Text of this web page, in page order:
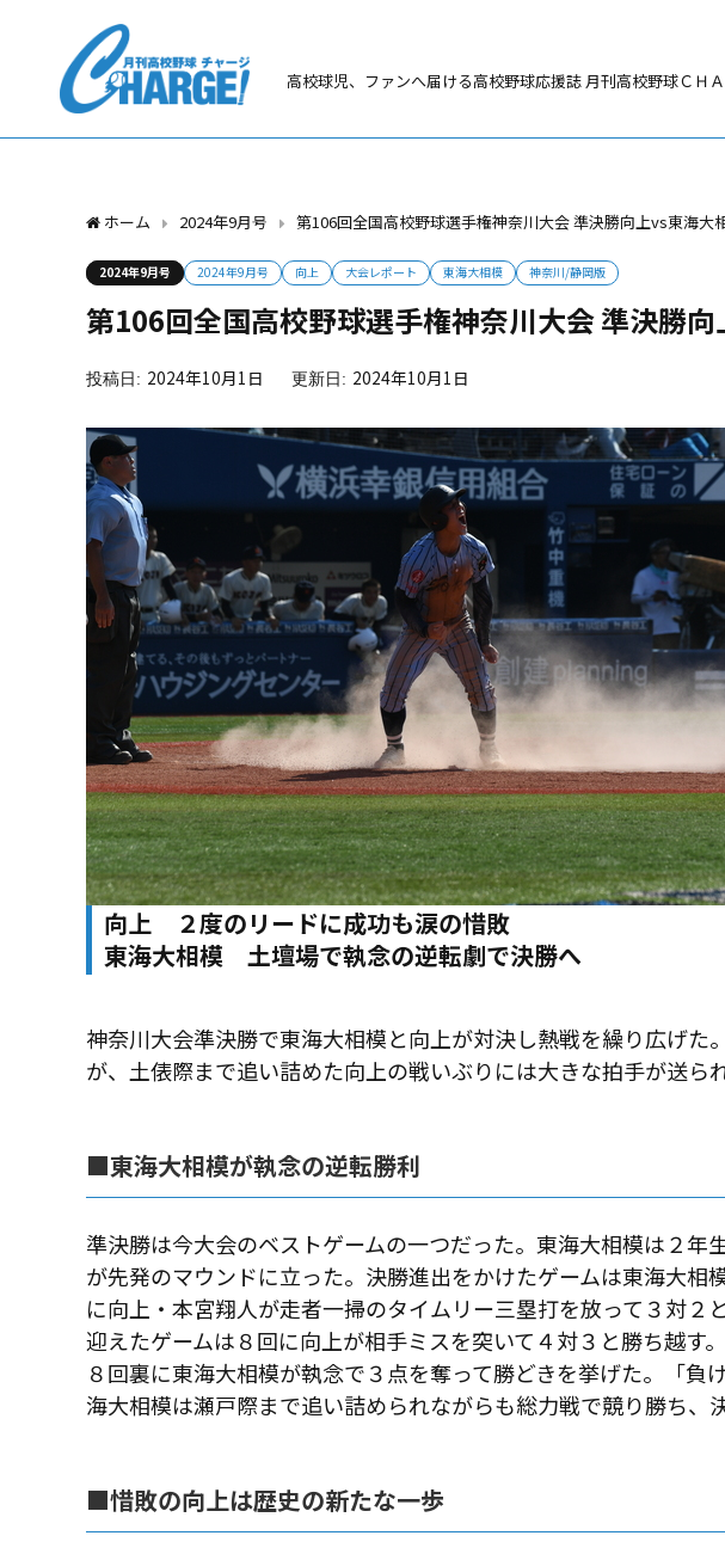
高校球児、ファンへ届ける高校野球応援誌 月刊高校野球ＣＨ
ホーム 2024年9月号 第106回全国高校野球選手権神奈川大会 準決勝向上vs東海大
2024年9月号 2024年9月号 向上 大会レポート 東海大相模 神奈川/静岡版
第106回全国高校野球選手権神奈川大会 準決勝
2024年10月1日 2024年10月1日
向上 ２度のリードに成功も涙の惜敗
東海大相模 土壇場で執念の逆転劇で決勝へ
神奈川大会準決勝で東海大相模と向上が対決し熱戦を繰り広げた
が、土俵際まで追い詰めた向上の戦いぶりには大きな拍手が送られ
■東海大相模が執念の逆転勝利
準決勝は今大会のベストゲームの一つだった。東海大相模は２年
が先発のマウンドに立った。決勝進出をかけたゲームは東海大相
に向上・本宮翔人が走者一掃のタイムリー三塁打を放って３対２
迎えたゲームは８回に向上が相手ミスを突いて４対３と勝ち越す
８回裏に東海大相模が執念で３点を奪って勝どきを挙げた。「負
海大相模は瀬戸際まで追い詰められながらも総力戦で競り勝ち、
■惜敗の向上は歴史の新たな一歩